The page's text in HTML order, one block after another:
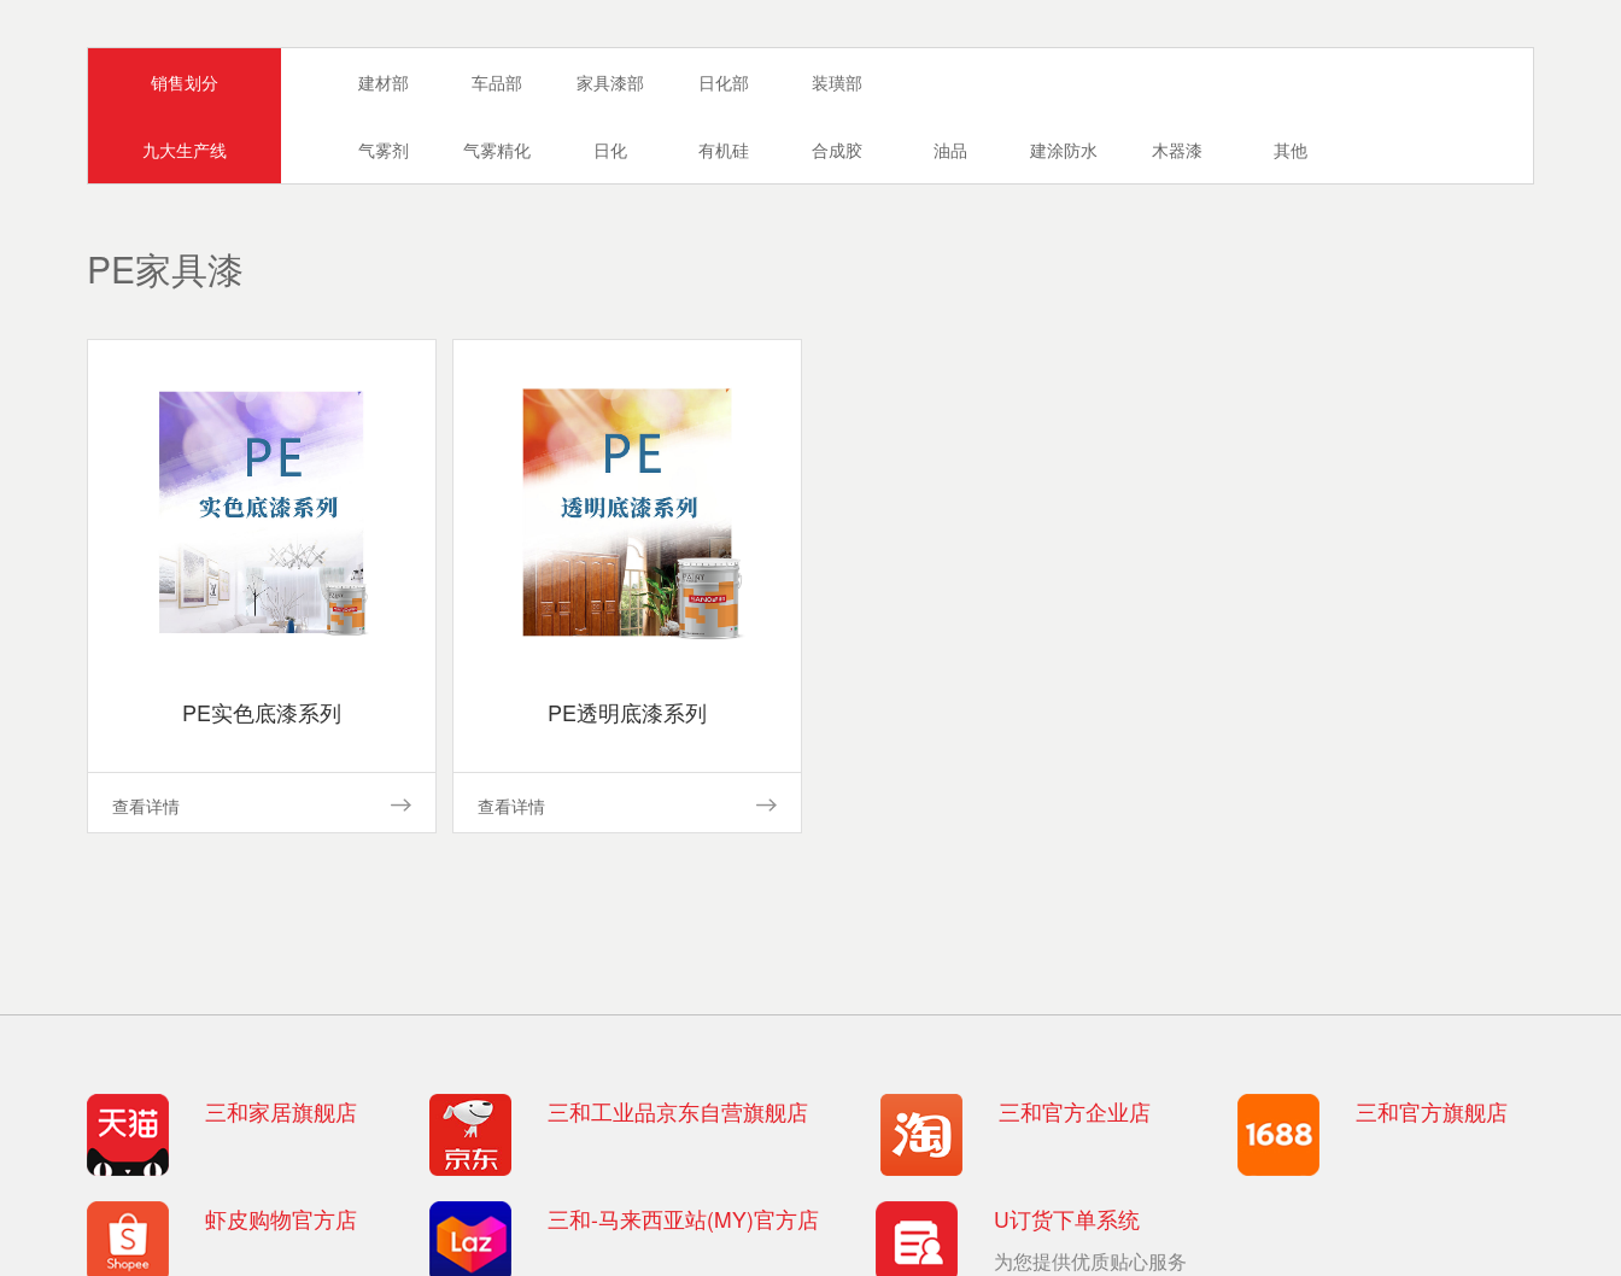
销售划分 建材部 车品部 家具漆部 日化部 装璜部
九大生产线 气雾剂 气雾精化 日化 有机硅 合成胶 油品 建涂防水 木器漆 其他
PE家具漆
PE实色底漆系列
查看详情
PE透明底漆系列
查看详情
三和家居旗舰店 三和工业品京东自营旗舰店 三和官方旗舰店
三和官方企业店
虾皮购物官方店 三和-马来西亚站(MY)官方店 U订货下单系统
为您提供优质贴心服务